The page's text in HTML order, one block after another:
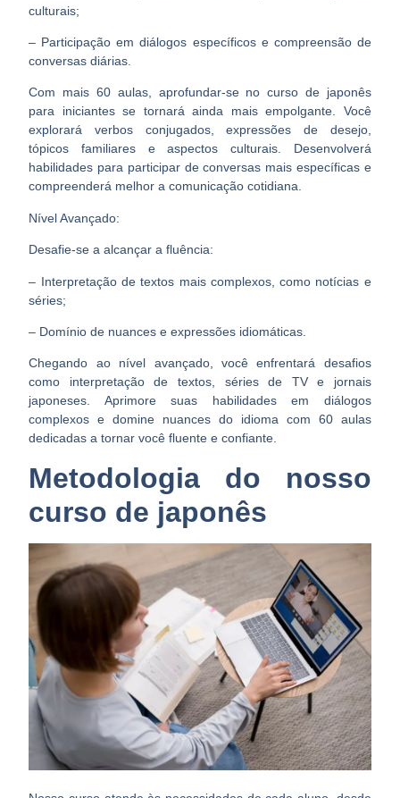
culturais;
– Participação em diálogos específicos e compreensão de
conversas diárias.
Com mais 60 aulas, aprofundar-se no curso de japonês
para iniciantes se tornará ainda mais empolgante. Você
explorará verbos conjugados, expressões de desejo,
tópicos familiares e aspectos culturais. Desenvolverá
habilidades para participar de conversas mais específicas e
compreenderá melhor a comunicação cotidiana.
Nível Avançado:
Desafie-se a alcançar a fluência:
– Interpretação de textos mais complexos, como notícias e
séries;
– Domínio de nuances e expressões idiomáticas.
Chegando ao nível avançado, você enfrentará desafios
como interpretação de textos, séries de TV e jornais
japoneses. Aprimore suas habilidades em diálogos
complexos e domine nuances do idioma com 60 aulas
dedicadas a tornar você fluente e confiante.
Metodologia do nosso
curso de japonês